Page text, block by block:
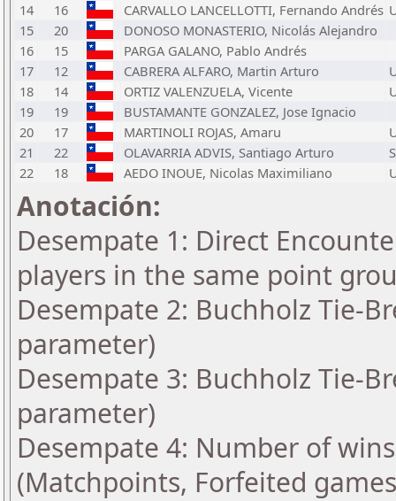
14
16 CARVALLO LANCELLOTTI, Fernando Andrés
15
20
DONOSO MONASTERIO, Nicolás Alejandro
16
15
PARGA GALANO, Pablo Andrés
17
12 CABRERA ALFARO, Martin Arturo
18
14 ORTIZ VALENZUELA, Vicente
19
19
BUSTAMANTE GONZALEZ, Jose Ignacio
20
17 MARTINOLI ROJAS, Amaru
21
22 OLAVARRIA ADVIS, Santiago Arturo
22
18 AEDO INOUE, Nicolas Maximiliano
Anotación:
Desempate 1: Direct
players in the same point
Desempate 2: Buchholz Tie-
parameter)
Desempate 3: Buchholz Tie-
parameter)
Desempate 4: Number of
(Matchpoints, Forfeited